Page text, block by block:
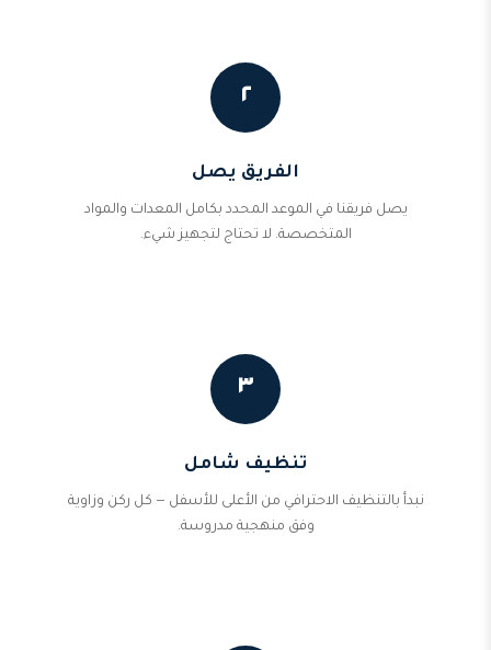
٢
الفريق يصل
يصل فريقنا في الموعد المحدد بكامل المعدات والمواد
المتخصصة. لا تحتاج لتجهيز شيء.
٣
تنظيف شامل
نبدأ بالتنظيف الاحترافي من الأعلى للأسفل — كل ركن وزاوية
وفق منهجية مدروسة.